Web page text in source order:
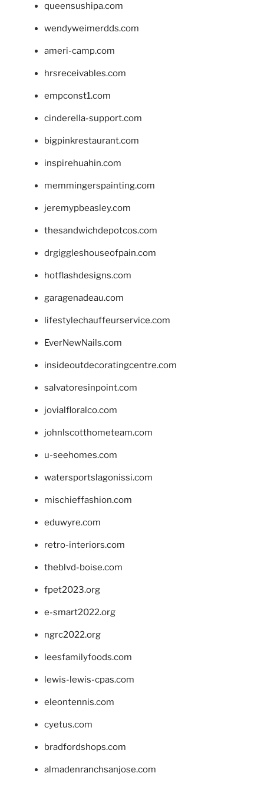
queensushipa.com
wendyweimerdds.com
ameri-camp.com
hrsreceivables.com
empconst1.com
cinderella-support.com
bigpinkrestaurant.com
inspirehuahin.com
memmingerspainting.com
jeremypbeasley.com
thesandwichdepotcos.com
drgiggleshouseofpain.com
hotflashdesigns.com
garagenadeau.com
lifestylechauffeurservice.com
EverNewNails.com
insideoutdecoratingcentre.com
salvatoresinpoint.com
jovialfloralco.com
johnlscotthometeam.com
u-seehomes.com
watersportslagonissi.com
mischieffashion.com
eduwyre.com
retro-interiors.com
theblvd-boise.com
fpet2023.org
e-smart2022.org
ngrc2022.org
leesfamilyfoods.com
lewis-lewis-cpas.com
eleontennis.com
cyetus.com
bradfordshops.com
almadenranchsanjose.com